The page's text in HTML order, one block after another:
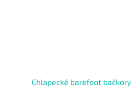
Chlapecké barefoot bačkory